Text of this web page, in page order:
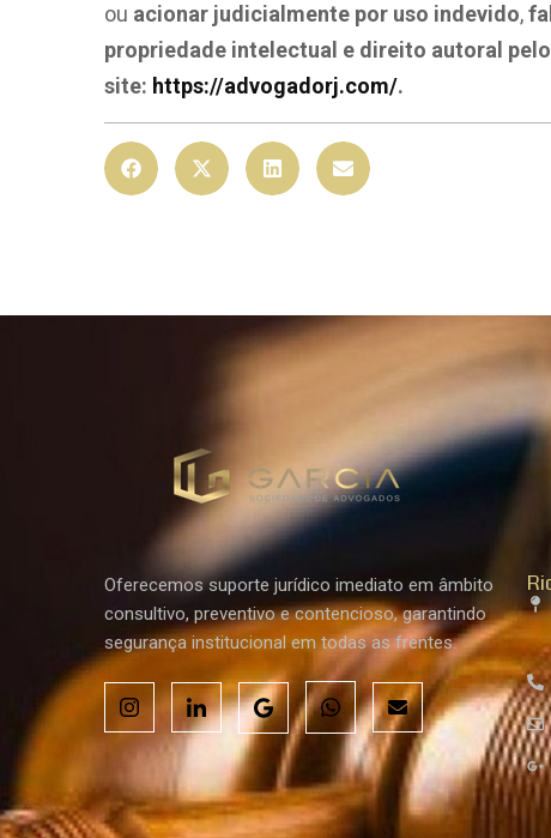
ou acionar judicialmente por uso indevido,
propriedade intelectual e direito autoral pelo
site: https://advogadorj.com/.
Oferecemos suporte jurídico imediato em âmbito
consultivo, preventivo e contencioso, garantindo
segurança institucional em todas as frentes.